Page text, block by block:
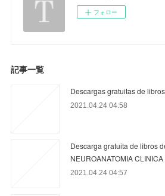
フォロー
記事一覧
Descargas gratuitas de
2021.04.24 04:58
Descarga gratuita de libros
NEUROANATOMIA CLINICA
2021.04.24 04:57